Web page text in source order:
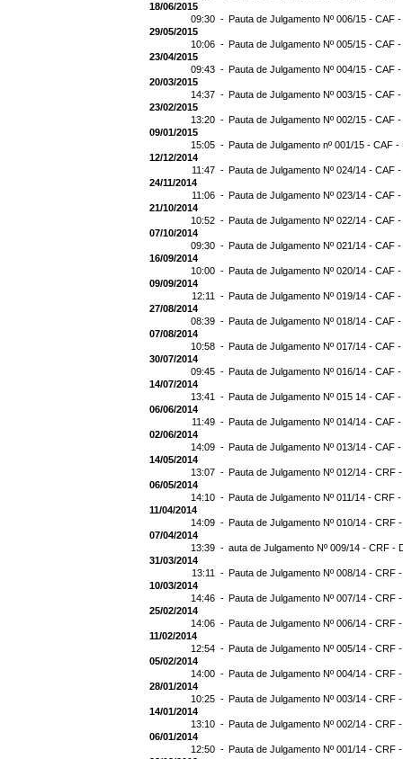
18/06/2015
09:30 - Pauta de Julgamento Nº 006/15 - CAF
29/05/2015
10:06 - Pauta de Julgamento Nº 005/15 - CAF
23/04/2015
09:43 - Pauta de Julgamento Nº 004/15 - CAF
20/03/2015
14:37 - Pauta de Julgamento Nº 003/15 - CAF
23/02/2015
13:20 - Pauta de Julgamento Nº 002/15 - CAF
09/01/2015
15:05 - Pauta de Julgamento nº 001/15 - CAF -
12/12/2014
11:47 - Pauta de Julgamento Nº 024/14 - CAF
24/11/2014
11:06 - Pauta de Julgamento Nº 023/14 - CAF
21/10/2014
10:52 - Pauta de Julgamento Nº 022/14 - CAF
07/10/2014
09:30 - Pauta de Julgamento Nº 021/14 - CAF
16/09/2014
10:00 - Pauta de Julgamento Nº 020/14 - CAF
09/09/2014
12:11 - Pauta de Julgamento Nº 019/14 - CAF
27/08/2014
08:39 - Pauta de Julgamento Nº 018/14 - CAF
07/08/2014
10:58 - Pauta de Julgamento Nº 017/14 - CAF
30/07/2014
09:45 - Pauta de Julgamento Nº 016/14 - CAF
14/07/2014
13:41 - Pauta de Julgamento Nº 015 14 - CAF
06/06/2014
11:49 - Pauta de Julgamento Nº 014/14 - CAF
02/06/2014
14:09 - Pauta de Julgamento Nº 013/14 - CAF
14/05/2014
13:07 - Pauta de Julgamento Nº 012/14 - CRF
06/05/2014
14:10 - Pauta de Julgamento Nº 011/14 - CRF
11/04/2014
14:09 - Pauta de Julgamento Nº 010/14 - CRF
07/04/2014
13:39 - auta de Julgamento Nº 009/14 - CRF -
31/03/2014
13:11 - Pauta de Julgamento Nº 008/14 - CRF
10/03/2014
14:46 - Pauta de Julgamento Nº 007/14 - CRF
25/02/2014
14:06 - Pauta de Julgamento Nº 006/14 - CRF
11/02/2014
12:54 - Pauta de Julgamento Nº 005/14 - CRF
05/02/2014
14:00 - Pauta de Julgamento Nº 004/14 - CRF
28/01/2014
10:25 - Pauta de Julgamento Nº 003/14 - CRF
14/01/2014
13:10 - Pauta de Julgamento Nº 002/14 - CRF
06/01/2014
12:50 - Pauta de Julgamento Nº 001/14 - CRF